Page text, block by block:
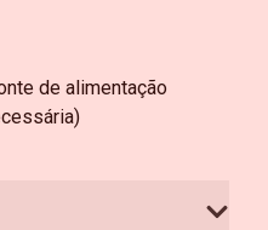
de alimentação